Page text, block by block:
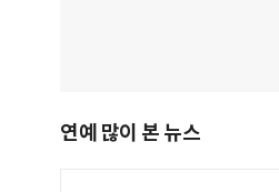
연예 많이 본 뉴스